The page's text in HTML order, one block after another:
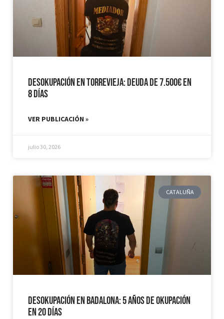
Desokupación en Torrevieja: Deuda de 7.500€ en
8 días
VER PUBLICACIÓN »
julio 30, 2026
CATALUÑA
Desokupación en Badalona: 5 años de Okupación
en 20 días